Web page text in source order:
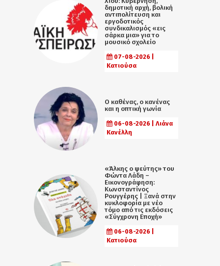
δημοτική αρχή, βολική
αντιπολίτευση και
εργοδοτικός
συνδικαλισμός «εις
σάρκα μια» για το
μουσικό σχολείο
07-08-2026 |
Κατιούσα
Ο καθένας, ο κανένας
και η οπτική γωνία
06-08-2026 | Λιάνα
Κανέλλη
«Άλκης ο ψεύτης» του
Φώντα Λάδη –
Εικονογράφηση:
Κωνσταντίνος
Ρουγγέρης | Ξανά στην
κυκλοφορία με νέο
τόμο από τις εκδόσεις
«Σύγχρονη Εποχή»
06-08-2026 |
Κατιούσα